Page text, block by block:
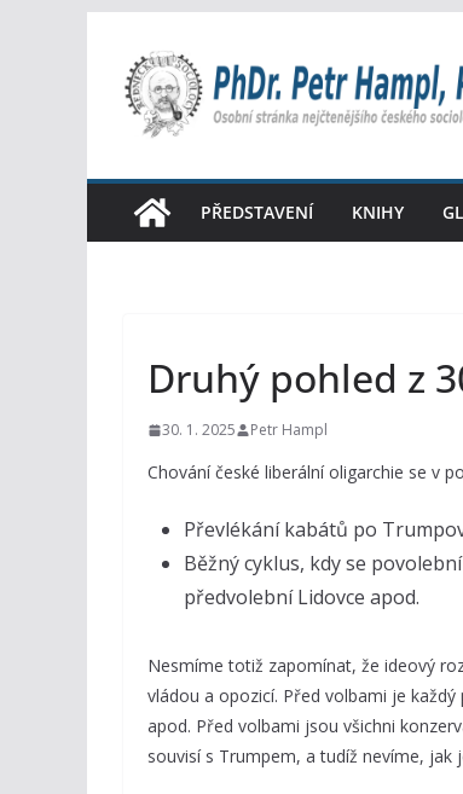
obsah
PŘEDSTAVENÍ KNIHY
Druhý pohled z
30. 1. 2025 Petr Hampl
Chování české liberální oligarchie se v
Převlékání kabátů po
Běžný cyklus, kdy se
předvolební Lidovce apod.
Nesmíme totiž zapomínat, že ideový
vládou a opozicí. Před volbami je
apod. Před volbami jsou všichni
souvisí s Trumpem, a tudíž nevíme, jak